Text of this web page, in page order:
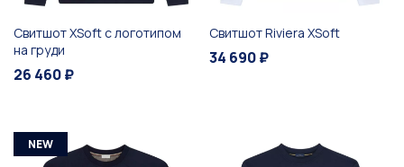
Свитшот XSoft с логотипом
на груди
26 460 ₽
Свитшот Riviera XSoft
34 690 ₽
NEW